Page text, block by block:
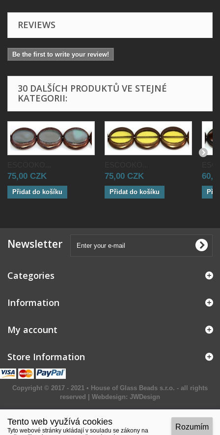
REVIEWS
Be the first to write your review!
30 DALŠÍCH PRODUKTŮ VE STEJNÉ
KATEGORII:
75,00 CZK
Přidat do košíku
75,00 CZK
Přidat do košíku
Newsletter
Categories
Information
My account
Store Information
Copyright © 2017 - 2021 • House of Glass Beads s.r.o. - all rights
reserved | Webdesign: JWDesign
Tento web využívá cookies
Tyto webové stránky ukládají v souladu se zákony na
Rozumím